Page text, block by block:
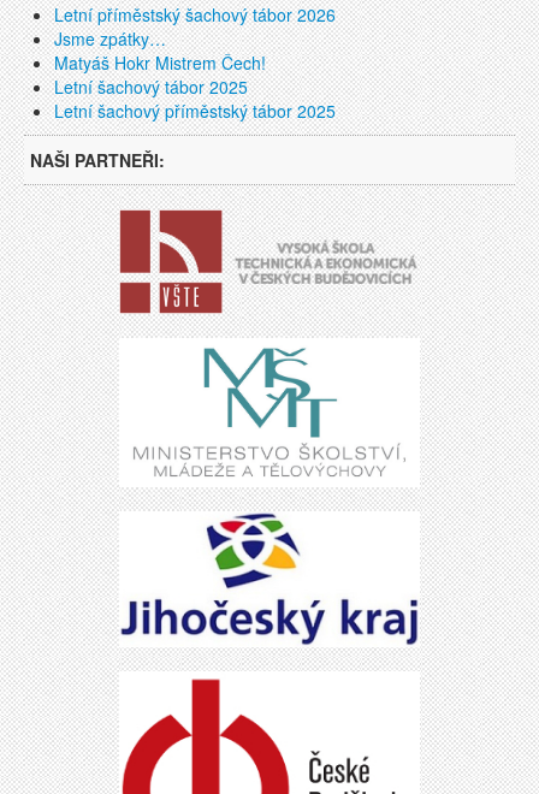
Letní příměstský šachový tábor 2026
Jsme zpátky…
Matyáš Hokr Mistrem Čech!
Letní šachový tábor 2025
Letní šachový příměstský tábor 2025
NAŠI PARTNEŘI: